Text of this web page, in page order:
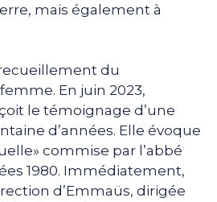
mais également à
du
En juin 2023,
le témoignage d’une
d’années. Elle évoque
commise par l’abbé
1980. Immédiatement,
d’Emmaüs, dirigée